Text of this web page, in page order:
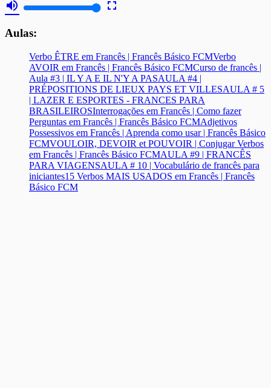
volume_up fullscreen
Aulas:
Verbo ÊTRE em Francês | Francês Básico FCMVerbo
AVOIR em Francês | Francês Básico FCMCurso de francês |
Aula #3 | IL Y A E IL N'Y A PASAULA #4 |
PRÉPOSITIONS DE LIEUX PAYS ET VILLESAULA # 5
| LAZER E ESPORTES - FRANCES PARA
BRASILEIROSInterrogações em Francês | Como fazer
Perguntas em Francês | Francês Básico FCMAdjetivos
Possessivos em Francês | Aprenda como usar | Francês Básico
FCMVOULOIR, DEVOIR et POUVOIR | Conjugar Verbos
em Francês | Francês Básico FCMAULA #9 | FRANCÊS
PARA VIAGENSAULA # 10 | Vocabulário de francês para
iniciantes15 Verbos MAIS USADOS em Francês | Francês
Básico FCM